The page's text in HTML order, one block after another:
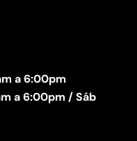
a 6:00pm
a 6:00pm / Sáb